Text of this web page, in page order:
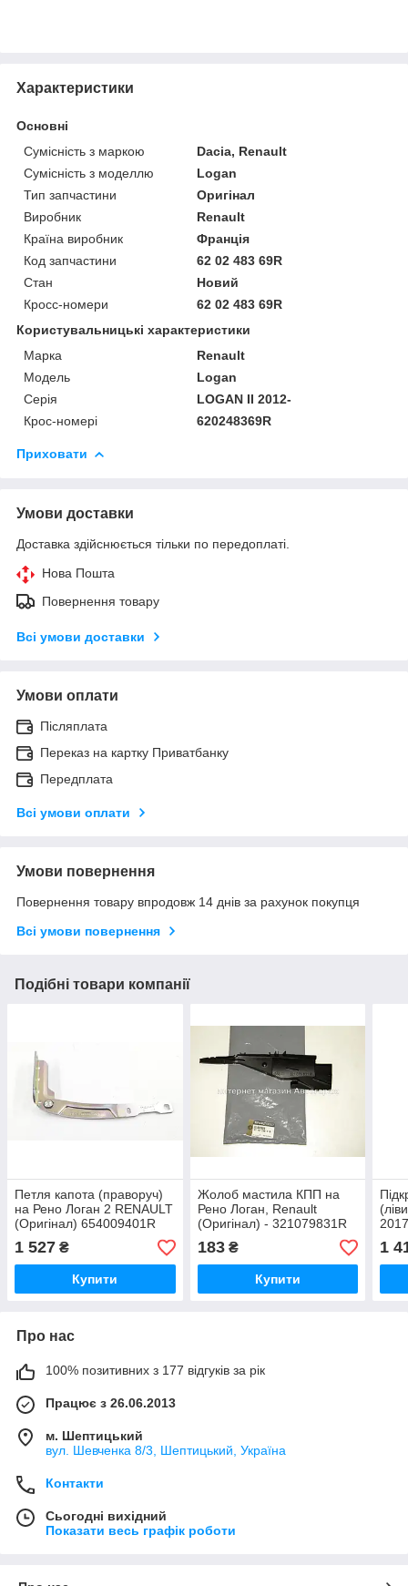
Характеристики
Основні
Сумісність з маркою
Dacia, Renault
Сумісність з моделлю
Logan
Тип запчастини
Оригінал
Виробник
Renault
Країна виробник
Франція
Код запчастини
62 02 483 69R
Стан
Новий
Кросс-номери
62 02 483 69R
Користувальницькі характеристики
Марка
Renault
Модель
Logan
Серія
LOGAN II 2012-
Крос-номері
620248369R
Приховати
Умови доставки
Доставка здійснюється тільки по передоплаті.
Нова Пошта
Повернення товару
Всі умови доставки
Умови оплати
Післяплата
Переказ на картку Приватбанку
Передплата
Всі умови оплати
Умови повернення
Повернення товару впродовж 14 днів за рахунок покупця
Всі умови повернення
Подібні товари компанії
Петля капота (праворуч)
на Рено Логан 2 RENAULT
(Оригінал) 654009401R
1 527 ₴
Купити
Жолоб мастила КПП на
Рено Логан, Renault
(Оригінал) - 321079831R
183₴
Купити
1
Про нас
100% позитивних з 177 відгуків за рік
Працює з 26.06.2013
м. Шептицький
вул. Шевченка 8/3, Шептицький, Україна
Контакти
Сьогодні вихідний
Показати весь графік роботи